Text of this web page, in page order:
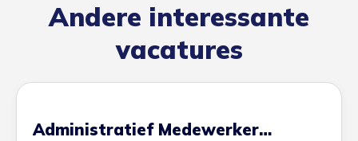
Andere interessante
vacatures
Administratief Medewerker